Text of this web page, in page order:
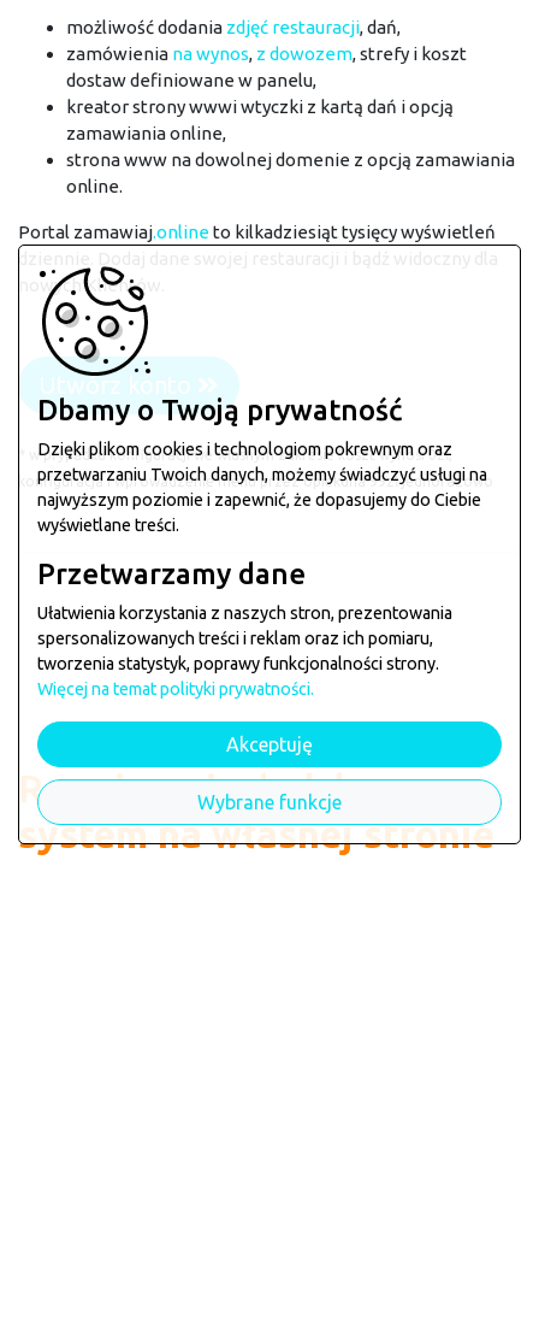
możliwość dodania zdjęć restauracji, dań,
zamówienia na wynos, z dowozem, strefy i koszt
dostaw definiowane w panelu,
kreator strony wwwi wtyczki z kartą dań i opcją
zamawiania online,
strona www na dowolnej domenie z opcją zamawiania
online.
Portal zamawiaj.onlineto kilkadziesiąt tysięcy wyświetleń
nowych Klientów.
Utwórz konto
* w prypadku konfiguracji we własnym zakresie koszt wynosi 0zł,
konfiguracja i wprowadzenie menu przez opiekuna 99zł jednorazowo
Rozwiązania dedykowane
system na własnej stronie
Dbamy o Twoją prywatność
Dzięki plikom cookies i technologiom pokrewnym oraz
przetwarzaniu Twoich danych, możemy świadczyć usługi na
najwyższym poziomie i zapewnić, że dopasujemy do Ciebie
wyświetlane treści.
Przetwarzamy dane
Ułatwienia korzystania z naszych stron, prezentowania
spersonalizowanych treści i reklam oraz ich pomiaru,
tworzenia statystyk, poprawy funkcjonalności strony.
Więcej na temat polityki prywatności.
Akceptuję
Wybrane funkcje